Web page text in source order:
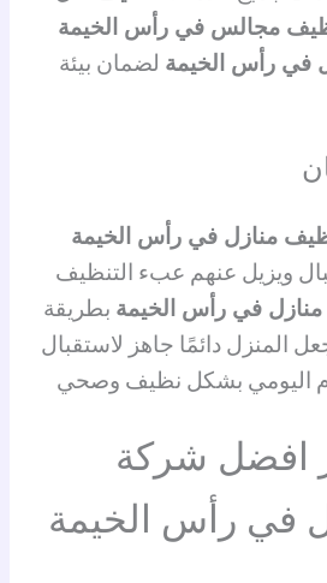
مجالس في رأس الخيمة
في رأس الخيمة لضمان بيئة
منازل في رأس الخيمة
ويزيل عنهم عبء التنظيف
في رأس الخيمة بطريقة
المنزل دائمًا جاهز لاستقبال
اليومي بشكل نظيف وصحي
افضل شركة
في رأس الخيمة